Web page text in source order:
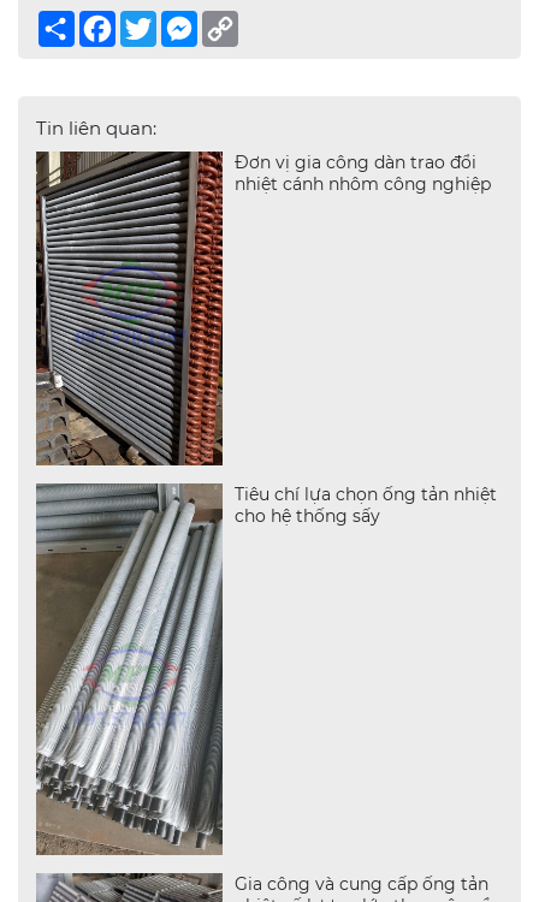
ShareFacebook
TwitterMessenger
Tin liên quan:
Đơn vị gia công dàn trao đổi
nhiệt cánh nhôm công nghiệp
Tiêu chí lựa chọn ống tản nhiệt
cho hệ thống sấy
Gia công và cung cấp ống tản